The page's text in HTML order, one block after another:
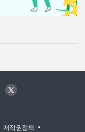
저작권정책